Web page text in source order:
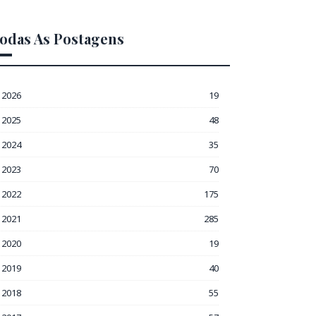
As Postagens
2026
19
2025
48
2024
35
2023
70
2022
175
2021
285
2020
19
2019
40
2018
55